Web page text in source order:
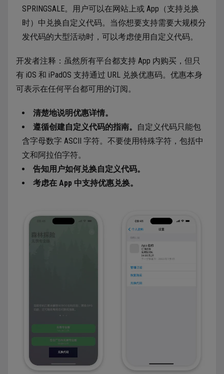
SPRINGSALE。用户可以在网站上或 App（支持兑换
时）中兑换自定义代码。当你想要支持需要大规模分
发代码的大型活动时，可以考虑使用自定义代码。
开发者注释：虽然所有平台都支持 App 内购买，但只
有 iOS 和 iPadOS 支持通过 URL 兑换优惠码。优惠本身
可表示在任何平台都可用的订阅。
清楚地说明优惠详情。
遵循创建自定义代码的指南。
自定义代码只能包
含字母数字 ASCII 字符。不要使用特殊字符，包括中
文和阿拉伯字符。
告知用户如何兑换自定义代码。
考虑在 App 中支持优惠兑换。